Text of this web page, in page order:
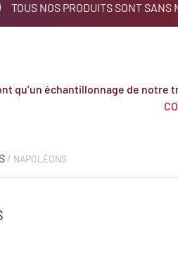
TOUS NOS PRODUITS SONT
qu’un échantillonnage de notre
/ NAPOLÉONS